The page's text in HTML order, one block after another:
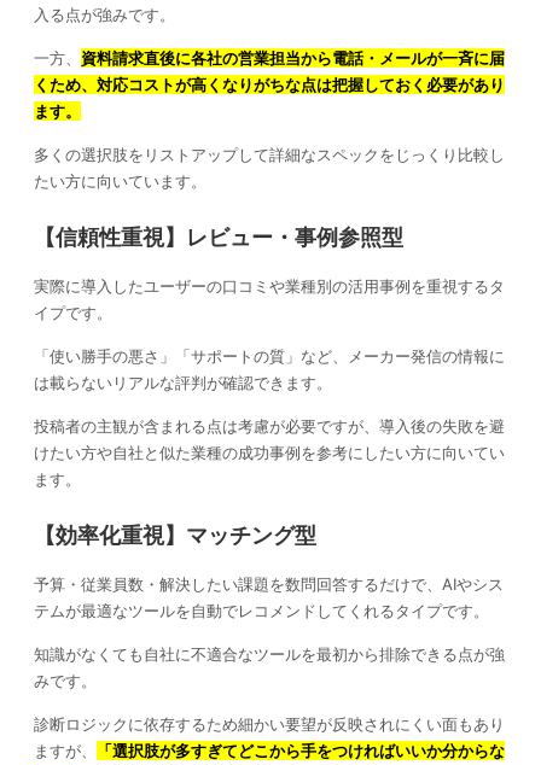
入る点が強みです。
一方、 資料請求直後に各社の営業担当から電話・メールが一斉に届
くため、対応コストが高くなりがちな点は把握しておく必要があり
ます。
多くの選択肢をリストアップして詳細なスペックをじっくり比較し
たい方に向いています。
【信頼性重視】レビュー・事例参照型
実際に導入したユーザーの口コミや業種別の活用事例を重視するタ
イプです。
「使い勝手の悪さ」「サポートの質」など、メーカー発信の情報に
は載らないリアルな評判が確認できます。
投稿者の主観が含まれる点は考慮が必要ですが、導入後の失敗を避
けたい方や自社と似た業種の成功事例を参考にしたい方に向いてい
ます。
【効率化重視】マッチング型
予算・従業員数・解決したい課題を数問回答するだけで、AIやシス
テムが最適なツールを自動でレコメンドしてくれるタイプです。
知識がなくても自社に不適合なツールを最初から排除できる点が強
みです。
診断ロジックに依存するため細かい要望が反映されにくい面もあり
ますが、
「選択肢が多すぎてどこから手をつければいいか分からな